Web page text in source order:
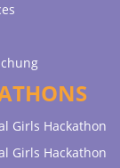
Girls Hackathon
Girls Hackathon